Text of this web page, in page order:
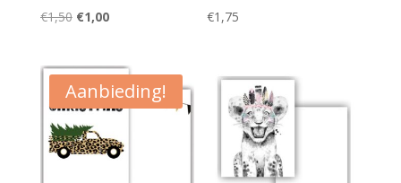
€1,50 Oorspronkelijke
was:
€1,50.
€1,00Huidige
is:
€1,00.
€1,75
Aanbieding!